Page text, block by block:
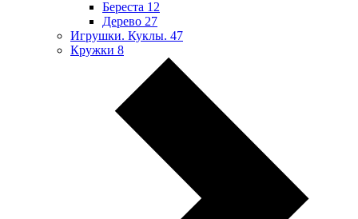
Береста 12
Дерево 27
Игрушки. Куклы. 47
Кружки 8